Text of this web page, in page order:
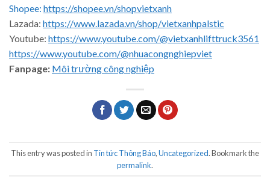
Shopee: https://shopee.vn/shopvietxanh
Lazada: https://www.lazada.vn/shop/vietxanhpalstic
Youtube: https://www.youtube.com/@vietxanhlifttruck3561
https://www.youtube.com/@nhuacongnghiepviet
Fanpage: Môi trường công nghiệp
This entry was posted in Tin tức Thông Báo,Uncategorized. Bookmark the
permalink.